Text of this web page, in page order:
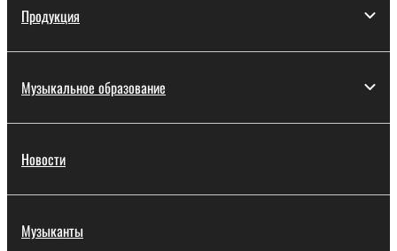
Продукция
Музыкальное образование
Новости
Музыканты